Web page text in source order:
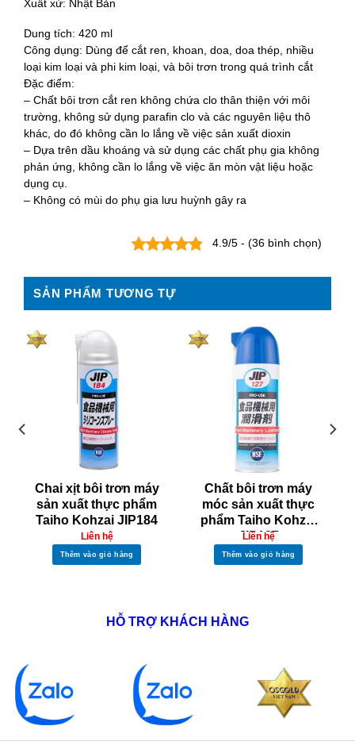
Xuất xứ: Nhật Bản
Dung tích: 420 ml
Công dụng: Dùng để cắt ren, khoan, doa, doa thép, nhiều
loại kim loại và phi kim loại, và bôi trơn trong quá trình cắt
Đặc điểm:
– Chất bôi trơn cắt ren không chứa clo thân thiện với môi
trường, không sử dụng parafin clo và các nguyên liệu thô
khác, do đó không cần lo lắng về việc sản xuất dioxin
– Dựa trên dầu khoáng và sử dụng các chất phụ gia không
phản ứng, không cần lo lắng về việc ăn mòn vật liệu hoặc
dụng cụ.
– Không có mùi do phụ gia lưu huỳnh gây ra
4.9/5 - (36 bình chọn)
SẢN PHẨM TƯƠNG TỰ
Chai xịt bôi trơn máy
sản xuất thực phẩm
Taiho Kohzai JIP184
Liên hệ
Thêm vào giỏ hàng
Chất bôi trơn máy
móc sản xuất thực
phẩm Taiho Kohzai
JIP127
Liên hệ
Thêm vào giỏ hàng
HỖ TRỢ KHÁCH HÀNG